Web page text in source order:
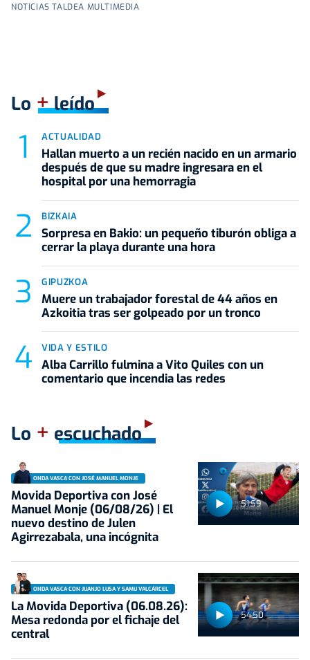
NOTICIAS TALDEA MULTIMEDIA
Lo +leído
ACTUALIDAD
Hallan muerto a un recién nacido en un armario
después de que su madre ingresara en el
hospital por una hemorragia
BIZKAIA
Sorpresa en Bakio: un pequeño tiburón obliga a
cerrar la playa durante una hora
GIPUZKOA
Muere un trabajador forestal de 44 años en
Azkoitia tras ser golpeado por un tronco
VIDA Y ESTILO
Alba Carrillo fulmina a Vito Quiles con un
comentario que incendia las redes
Lo + escuchado
51:59
ONDA VASCA CON JOSÉ MANUEL MONJE
Movida Deportiva con José
Manuel Monje (06/08/26) | El
nuevo destino de Julen
Agirrezabala, una incógnita
54:50
ONDA VASCA CON JUANJO LUSA Y SAMU VALCÁRCEL
La Movida Deportiva (06.08.26):
Mesa redonda por el fichaje del
central